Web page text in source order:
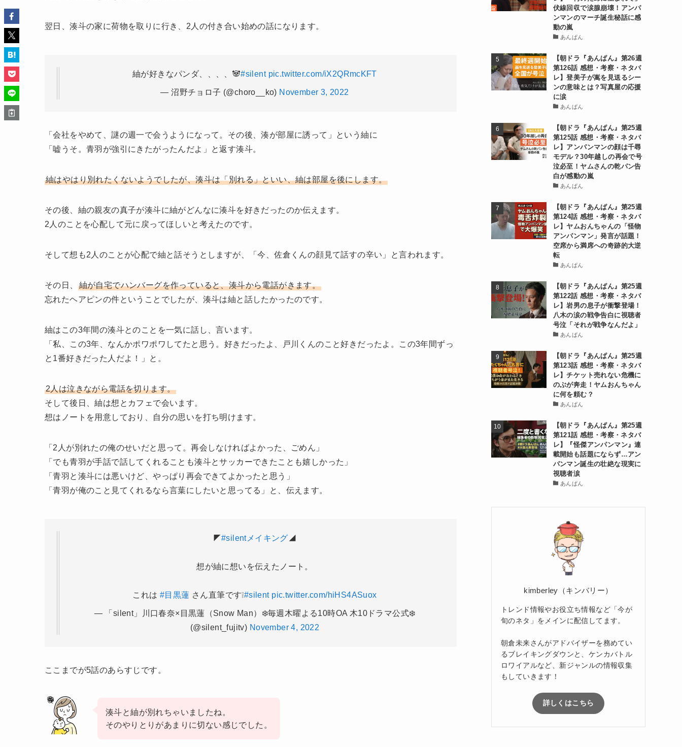
翌日、湊斗の家に荷物を取りに行き、2人の付き合い始めの話になります。
紬が好きなパンダ、、、、🐼#silent pic.twitter.com/iX2QRmcKFT
— 沼野チョロ子 (@choro__ko) November 3, 2022
「会社をやめて、謎の週一で会うようになって。その後、湊が部屋に誘って」という紬に
「嘘うそ。青羽が強引にきたがったんだよ」と返す湊斗。
紬はやはり別れたくないようでしたが、湊斗は「別れる」といい、紬は部屋を後にします。
その後、紬の親友の真子が湊斗に紬がどんなに湊斗を好きだったのか伝えます。
2人のことを心配して元に戻ってほしいと考えたのです。
そして想も2人のことが心配で紬と話そうとしますが、「今、佐倉くんの顔見て話すの辛い」と言われます。
その日、
紬が自宅でハンバーグを作っていると、湊斗から電話がきます。
忘れたヘアピンの件ということでしたが、湊斗は紬と話したかったのです。
紬はこの3年間の湊斗とのことを一気に話し、言います。
「私、この3年、なんかポワポワしてたと思う。好きだったよ、戸川くんのこと好きだったよ。この3年間ずっ
と1番好きだった人だよ！」と。
2人は泣きながら電話を切ります。
そして後日、紬は想とカフェで会います。
想はノートを用意しており、自分の思いを打ち明けます。
「2人が別れたの俺のせいだと思って。再会しなければよかった、ごめん」
「でも青羽が手話で話してくれることも湊斗とサッカーできたことも嬉しかった」
「青羽と湊斗には悪いけど、やっぱり再会できてよかったと思う」
「青羽が俺のこと見てくれるなら言葉にしたいと思ってる」と、伝えます。
◤#silentメイキング ◢
想が紬に想いを伝えたノート。
これは#目黒蓮 さん直筆です❕#silent pic.twitter.com/hiHS4ASuox
— 「silent」川口春奈×目黒蓮（Snow Man）❄️毎週木曜よる10時OA 木10ドラマ公式❄️
(@silent_fujitv) November 4, 2022
ここまでが5話のあらすじです。
湊斗と紬が別れちゃいましたね。
そのやりとりがあまりに切ない感じでした。
伏線回収で涙腺崩壊！アンパ
ンマンのマーチ誕生秘話に感
動の嵐
あんぱん
【朝ドラ『あんぱん』第26週
第126話 感想・考察・ネタバ
レ】登美子が嵩を見送るシー
ンの意味とは？写真屋の応援
に涙
あんぱん
【朝ドラ『あんぱん』第25週
第125話 感想・考察・ネタバ
レ】アンパンマンの顔は千尋
モデル？30年越しの再会で号
泣必至！ヤムさんの乾パン告
白が感動の嵐
あんぱん
【朝ドラ『あんぱん』第25週
第124話 感想・考察・ネタバ
レ】ヤムおんちゃんの「怪物
アンパンマン」発言が話題！
空席から満席への奇跡的大逆
転
あんぱん
【朝ドラ『あんぱん』第25週
第122話 感想・考察・ネタバ
レ】岩男の息子が衝撃登場！
八木の涙の戦争告白に視聴者
号泣「それが戦争なんだよ」
あんぱん
【朝ドラ『あんぱん』第25週
第123話 感想・考察・ネタバ
レ】チケット売れない危機に
のぶが奔走！ヤムおんちゃん
に何を頼む？
あんぱん
【朝ドラ『あんぱん』第25週
第121話 感想・考察・ネタバ
レ】『怪傑アンパンマン』連
載開始も話題にならず…アン
パンマン誕生の壮絶な現実に
視聴者涙
あんぱん
kimberley（キンバリー）
トレンド情報やお役立ち情報など「今が
旬のネタ」をメインに配信してます。
朝倉未来さんがアドバイザーを務めてい
るブレイキングダウンと、ケンカバトル
ロワイアルなど、新ジャンルの情報収集
もしていきます！
詳しくはこちら